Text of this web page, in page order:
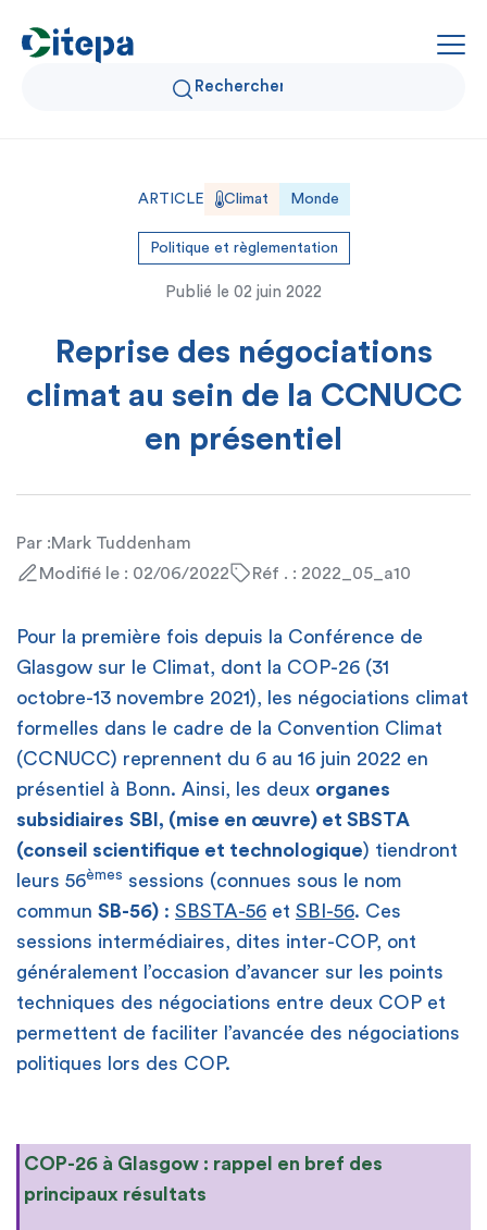
Qui sommes-nous ?
Données Air et Climat
Actualités et décryptages
Expertise et solutions
ARTICLE Climat Monde
Politique et règlementation
Publié le 02 juin 2022
Reprise des négociations
climat au sein de la CCNUCC
en présentiel
Par :Mark Tuddenham
Modifié le : 02/06/2022
Réf . : 2022_05_a10
Pour la première fois depuis la Conférence de
Glasgow sur le Climat, dont la COP-26 (31
octobre-13 novembre 2021), les négociations climat
formelles dans le cadre de la Convention Climat
(CCNUCC) reprennent du 6 au 16 juin 2022 en
présentiel à Bonn. Ainsi, les deux organes
subsidiaires SBI, (mise en œuvre) et SBSTA
(conseil scientifique et technologique) tiendront
leurs 56èmes sessions (connues sous le nom
commun SB-56) : SBSTA-56 et SBI-56. Ces
sessions intermédiaires, dites inter-COP, ont
généralement l’occasion d’avancer sur les points
techniques des négociations entre deux COP et
permettent de faciliter l’avancée des négociations
politiques lors des COP.
COP-26 à Glasgow : rappel en bref des
principaux résultats